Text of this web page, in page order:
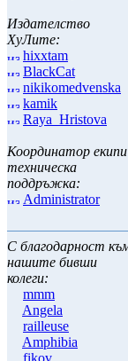
Издателство
ХуЛите:
hixxtam
BlackCat
nikikomedvenska
kamik
Raya_Hristova
Координатор
техническа
поддръжка:
Administrator
С благодарност
нашите бивши
колеги:
mmm
Angela
railleuse
Amphibia
fikov